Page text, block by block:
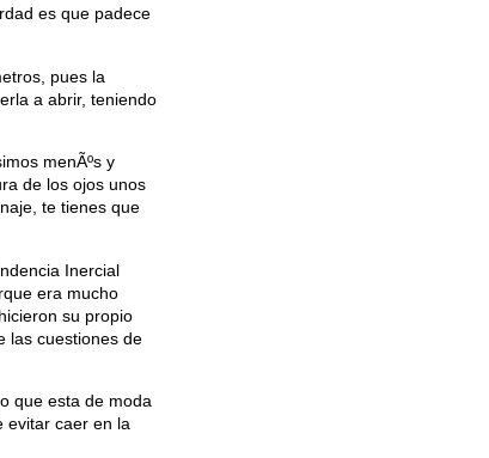
es que padece
pues la
a abrir, teniendo
menÃºs y
de los ojos unos
te tienes que
Inercial
era mucho
su propio
las cuestiones de
que esta de moda
evitar caer en la